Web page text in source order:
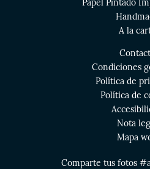
Papel Pintado
A la
Condiciones
Política de
Política de
Nota
Mapa
Comparte tus fotos